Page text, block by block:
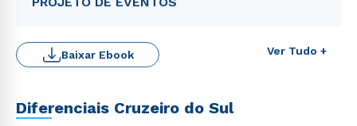
Ver Tudo +
Baixar Ebook
Diferenciais Cruzeiro do Sul